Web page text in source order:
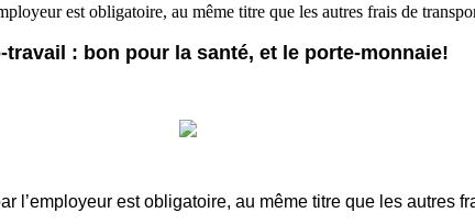
est obligatoire, au même titre que les autres frais de
travail : bon pour la santé, et le porte-monnaie!
l’employeur est obligatoire, au même titre que les autres